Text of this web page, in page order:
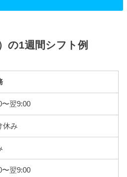
の1週間シフト例
〜翌9:00
休み
〜翌9:00